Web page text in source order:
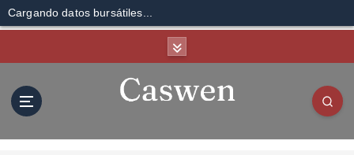
Cargando datos bursátiles...